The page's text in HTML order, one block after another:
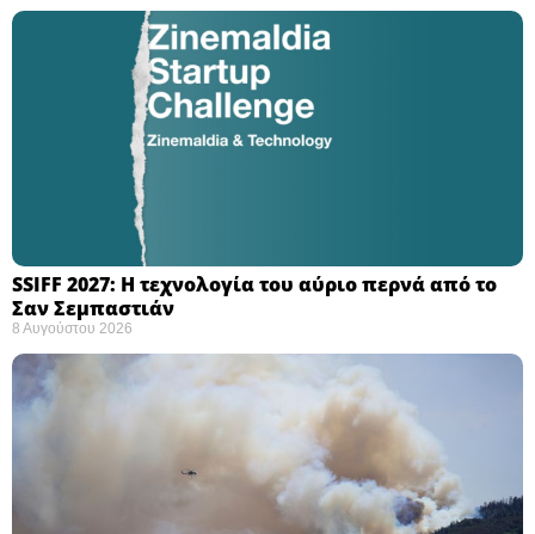
SSIFF 2027: Η τεχνολογία του αύριο περνά από το
Σαν Σεμπαστιάν ​
8 Αυγούστου 2026